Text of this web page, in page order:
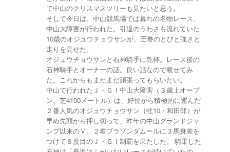
て中山のクリスマスツリーも見たいと思う。
そして今日は、中山競馬場では暮れの名物レース、
中山大障害が行われた。引退のうわさも流れていた
10歳のオジュウチョウサンが、圧巻のとびと強さと
走りを見せた。
オジュウチョウサンと石神騎手に乾杯。レース後の
石神騎手とオーナーの話。良い話なので載せてみ
た。これからもまだまだ頑張ってもらいたい。
中山で行われたＪ・ＧⅠ中山大障害（３歳上オープ
ン、芝4100メートル）は、好位から積極的に運んだ
２番人気のオジュウチョウサン（牡10・和田郎）が
早め先頭から押し切って、昨年の中山グランドジャ
ンプ以来のＶ。２着ブラゾンダムールに３馬身差を
つけて８度目のＪ・ＧⅠ制覇を果たした。 騎乗した